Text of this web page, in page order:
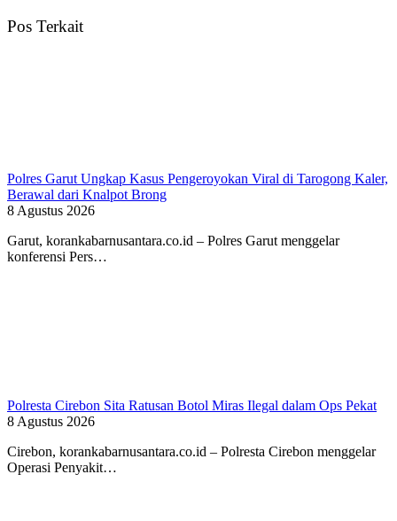
Pos Terkait
Polres Garut Ungkap Kasus Pengeroyokan Viral di Tarogong Kaler,
Berawal dari Knalpot Brong
8 Agustus 2026
Garut, korankabarnusantara.co.id – Polres Garut menggelar
konferensi Pers…
Polresta Cirebon Sita Ratusan Botol Miras Ilegal dalam Ops Pekat
8 Agustus 2026
Cirebon, korankabarnusantara.co.id – ​Polresta Cirebon menggelar
Operasi Penyakit…